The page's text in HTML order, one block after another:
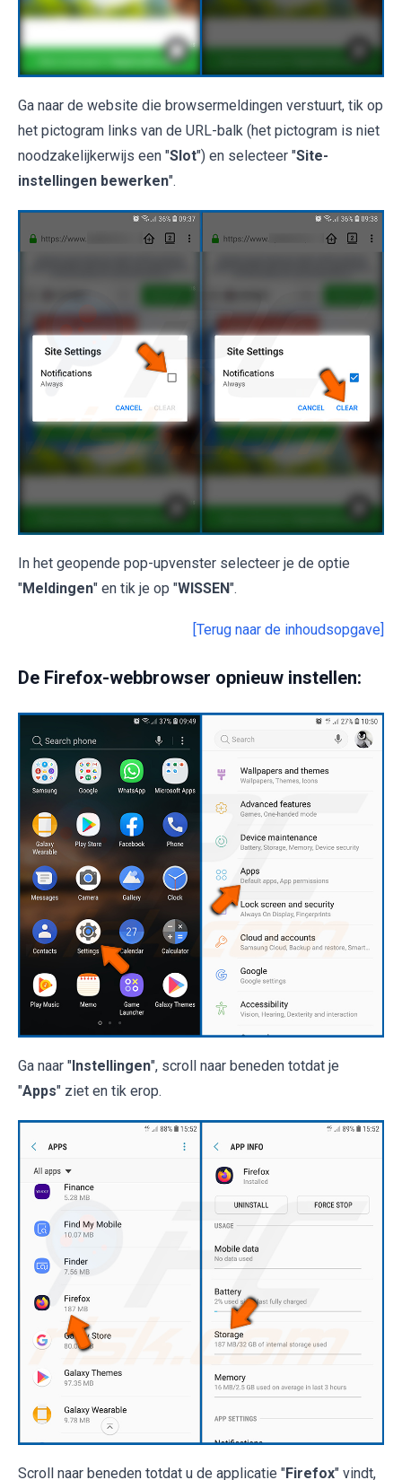
Ga naar de website die browsermeldingen verstuurt, tik op
het pictogram links van de URL-balk (het pictogram is niet
noodzakelijkerwijs een "Slot") en selecteer "Site-
instellingen bewerken".
In het geopende pop-upvenster selecteer je de optie
"Meldingen" en tik je op "WISSEN".
[Terug naar de inhoudsopgave]
De Firefox-webbrowser opnieuw instellen:
Ga naar " Instellingen", scroll naar beneden totdat je
"Apps" ziet en tik erop.
Scroll naar beneden totdat u de applicatie "Firefox" vindt,